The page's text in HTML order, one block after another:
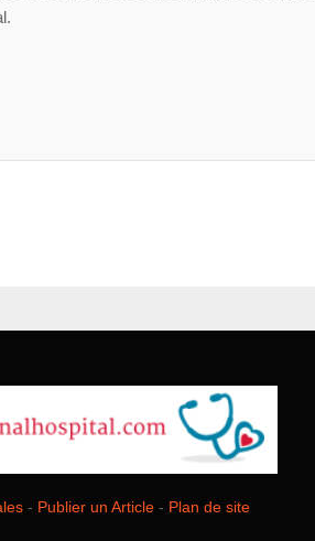
- Publier un Article - Plan de site